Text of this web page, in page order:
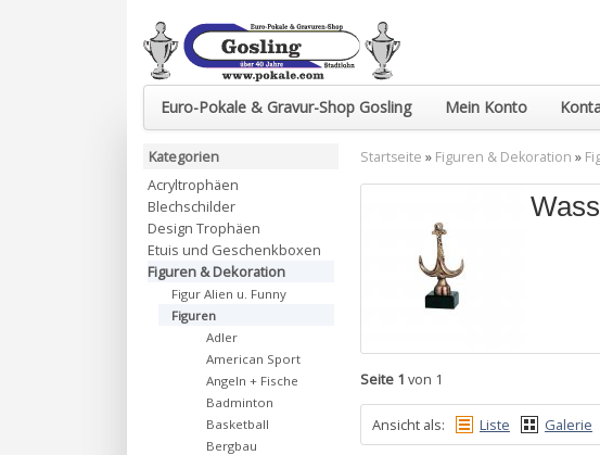
Euro-Pokale & Gravur-Shop Gosling Mein Konto
Startseite » Figuren & Dekoration »
Seite 1 von 1
Ansicht als: Liste Galerie
Kategorien
Acryltrophäen
Blechschilder
Design Trophäen
Etuis und Geschenkboxen
Figuren & Dekoration
Figur Alien u. Funny
Figuren
Adler
American Sport
Angeln + Fische
Badminton
Basketball
Bergbau